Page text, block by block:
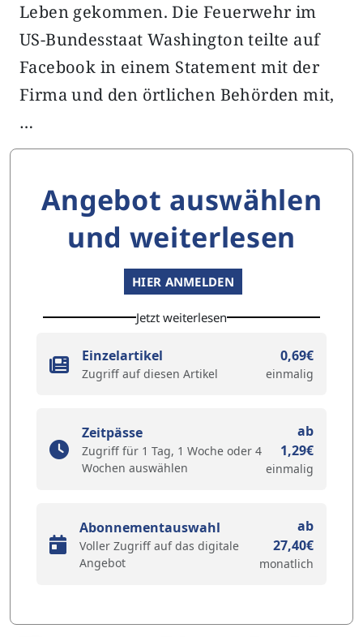
Leben gekommen. Die Feuerwehr im
US-Bundesstaat Washington teilte auf
Facebook in einem Statement mit der
Firma und den örtlichen Behörden mit,
…
Angebot auswählen
und weiterlesen
HIER ANMELDEN
Jetzt weiterlesen
Einzelartikel
Zugriff auf diesen Artikel
0,69€
einmalig
Zeitpässe
Zugriff für 1 Tag, 1 Woche oder 4
Wochen auswählen
ab
1,29€
einmalig
Abonnementauswahl
Voller Zugriff auf das digitale
Angebot
ab
27,40€
monatlich